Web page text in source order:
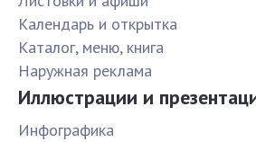
Календарь и открытка
Каталог, меню, книга
Наружная реклама
Иллюстрации и
Инфографика